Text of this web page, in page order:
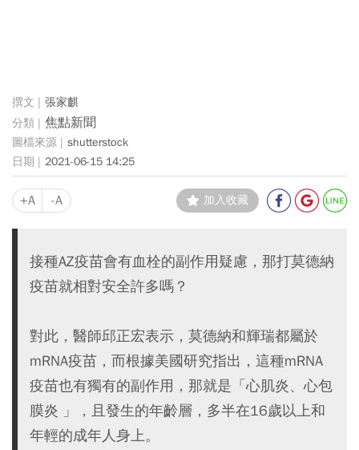
張家麒
焦點新聞
shutterstock
2021-06-15 14:25
+A -A 加入收藏
接種AZ疫苗會有血栓的副作用疑慮，那打莫德納
疫苗就相對安全許多嗎？
對此，醫師邱正宏表示，莫德納和輝瑞都屬於
mRNA疫苗，而根據美國研究指出，這種mRNA
疫苗也有獨有的副作用，那就是「心肌炎、心包
膜炎 」，且發生的年齡層，多半在16歲以上和
年輕的成年人身上。